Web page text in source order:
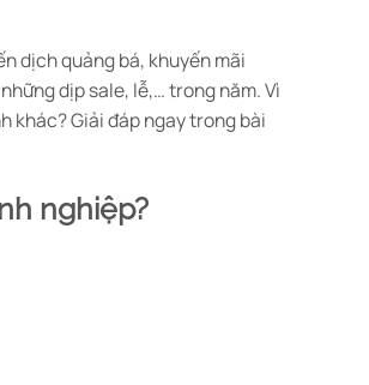
dịch quảng bá, khuyến mãi
dịp sale, lễ,… trong năm. Vì
khác? Giải đáp ngay trong bài
nghiệp?